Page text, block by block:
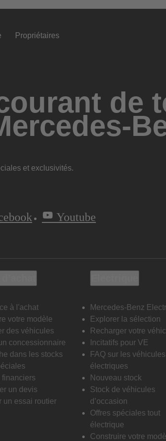
Propriétaires
de
et exclusivités.
Youtube
à l'achat
votre modèle
des véhicules
concessionnaire
dans les stocks
financiers
un devis
un essai routier
Mercedes-Benz
Explorer la sélection
Recharger votre
Incitatifs pour VE
FAQ sur les véhicules
électriques
Nouveau stock
Stock de véhicules
d’occasion
Offres spéciales tout
électrique
Construire votre